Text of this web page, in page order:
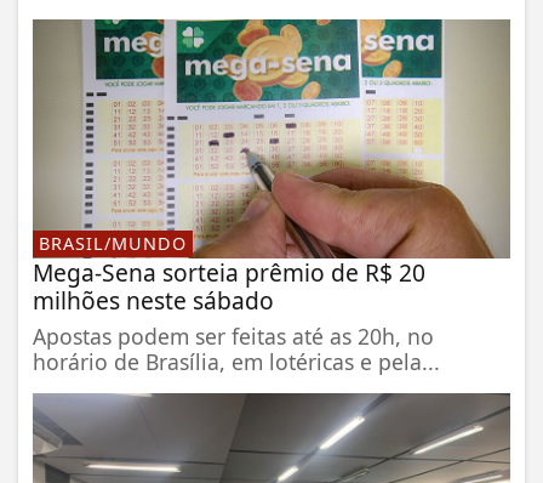
BRASIL/MUNDO
Mega-Sena sorteia prêmio de R$ 20
milhões neste sábado
Apostas podem ser feitas até as 20h, no
horário de Brasília, em lotéricas e pela...